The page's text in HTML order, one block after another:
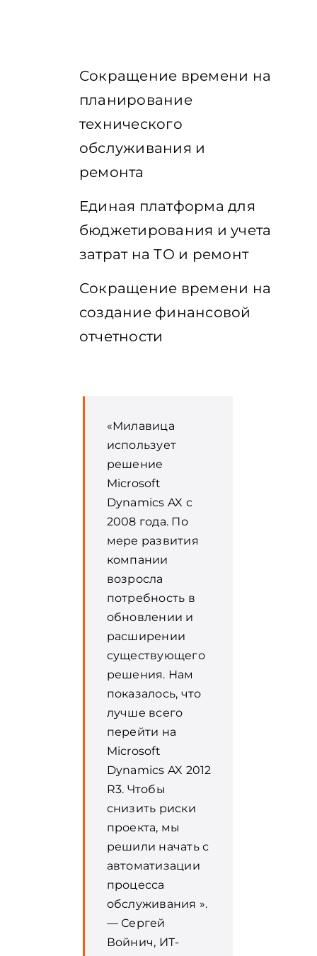
Сокращение времени на
планирование
технического
обслуживания и
ремонта
Единая платформа для
бюджетирования и учета
затрат на ТО и ремонт
Сокращение времени на
создание финансовой
отчетности
«Милавица
использует
решение
Microsoft
Dynamics AX с
2008 года. По
мере развития
компании
возросла
потребность в
обновлении и
расширении
существующего
решения. Нам
показалось, что
лучше всего
перейти на
Microsoft
Dynamics AX 2012
R3. Чтобы
снизить риски
проекта, мы
решили начать с
автоматизации
процесса
обслуживания ».
— Сергей
Войнич, ИТ-